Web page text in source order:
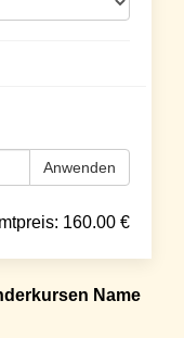
Anwenden
160.00 €
Name